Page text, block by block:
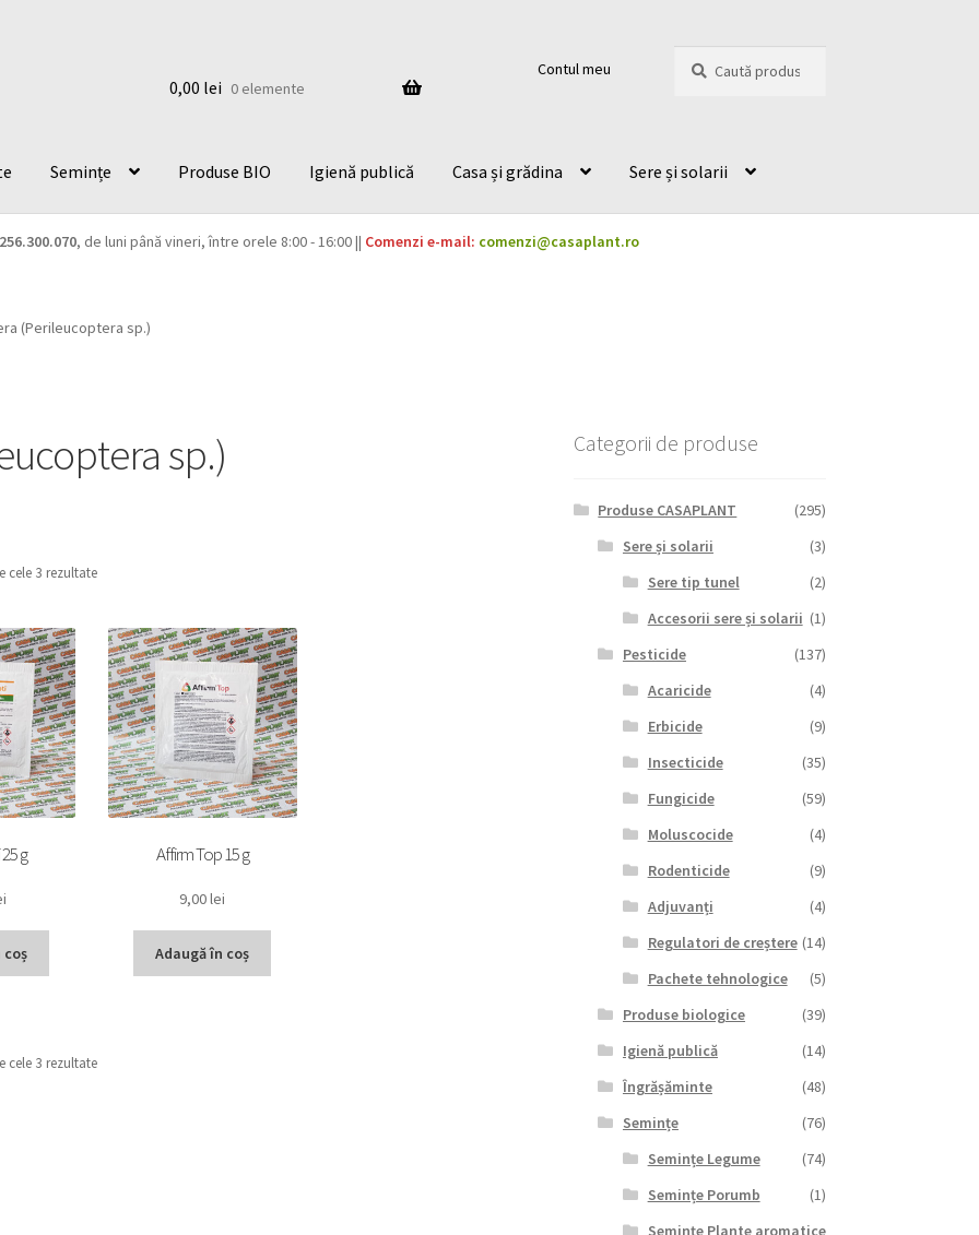
0,00 lei 0 elemente
Contul meu
după:
Semințe Produse BIO Igienă publică Casa și grădina Sere și solarii
, de luni până vineri, între orele 8:00 - 16:00 || Comenzi e-mail: comenzi@casaplant.ro
(Perileucoptera sp.)
sp.)
cele 3 rezultate
g
coș
Affirm Top 15 g
9,00lei
Adaugă în coș
cele 3 rezultate
Categorii de produse
Produse CASAPLANT
(295)
Sere și solarii
(3)
Sere tip tunel
(2)
Accesorii sere și solarii (1)
Pesticide
(137)
Acaricide
(4)
Erbicide
(9)
Insecticide
(35)
Fungicide
(59)
Moluscocide
(4)
Rodenticide
(9)
Adjuvanți
(4)
Regulatori de creștere (14)
Pachete tehnologice
(5)
Produse biologice
(39)
Igienă publică
(14)
Îngrășăminte
(48)
Semințe
(76)
Semințe Legume
(74)
Semințe Porumb
(1)
Semințe Plante aromatice